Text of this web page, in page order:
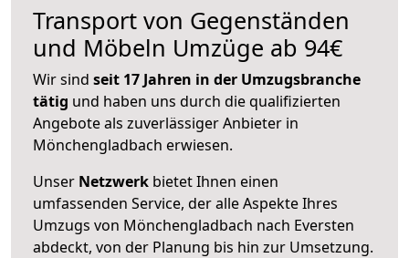
Transport von Gegenständen
und Möbeln Umzüge ab 94€
Wir sind seit 17 Jahren in der Umzugsbranche
tätig und haben uns durch die qualifizierten
Angebote als zuverlässiger Anbieter in
Mönchengladbach erwiesen.
Unser Netzwerk bietet Ihnen einen
umfassenden Service, der alle Aspekte Ihres
Umzugs von Mönchengladbach nach Eversten
abdeckt, von der Planung bis hin zur Umsetzung.